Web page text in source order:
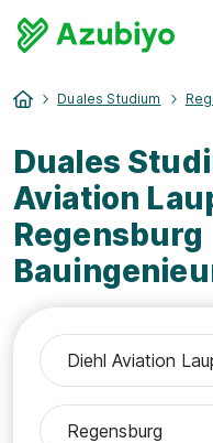
Duales Studium
Duales
Aviation
Regensburg